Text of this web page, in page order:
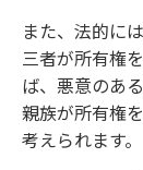
また、法的に
三者が所有権
ば、悪意のあ
親族が所有権
考えられます。